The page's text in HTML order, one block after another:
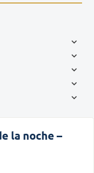
la noche –